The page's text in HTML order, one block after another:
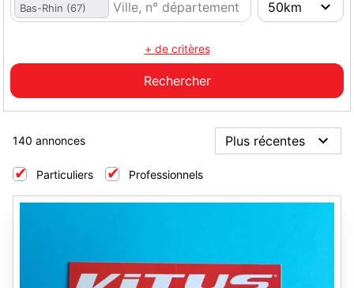
Bas-Rhin (67)
+ de critères
140 annonces
Particuliers Professionnels